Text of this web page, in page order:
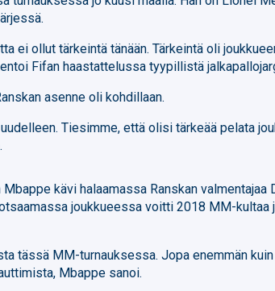
ei ollut tärkeintä tänään. Tärkeintä oli
Fifan haastattelussa tyypillistä
asenne oli kohdillaan.
Tiesimme, että olisi tärkeää pelata
kävi halaamassa Ranskan valmentajaa
joukkueessa voitti 2018 MM-kultaa
tässä MM-turnauksessa. Jopa enemmän
Mbappe sanoi.